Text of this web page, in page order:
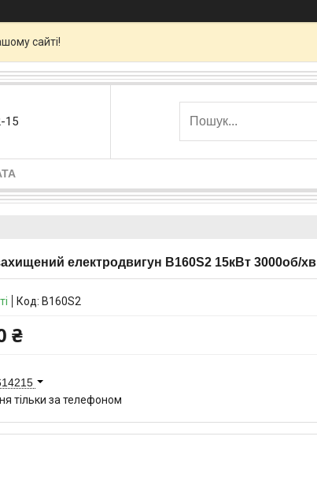
сайті!
15
електродвигун В160Ѕ2 15кВт 3000об/хв
Код: В160S2
₴
тільки за телефоном